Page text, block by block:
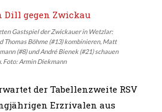
Gastspiel der Zwickauer in Wetzlar:
Thomas Böhme (#13) kombinieren, Matt
(#8) und André Bienek (#21) schauen
Foto: Armin Diekmann
der Tabellenzweite RSV
Erzrivalen aus